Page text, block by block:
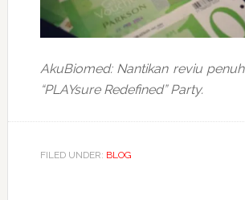
AkuBiomed: Nantikan reviu
“PLAYsure Redefined” Party.
FILED UNDER: BLOG